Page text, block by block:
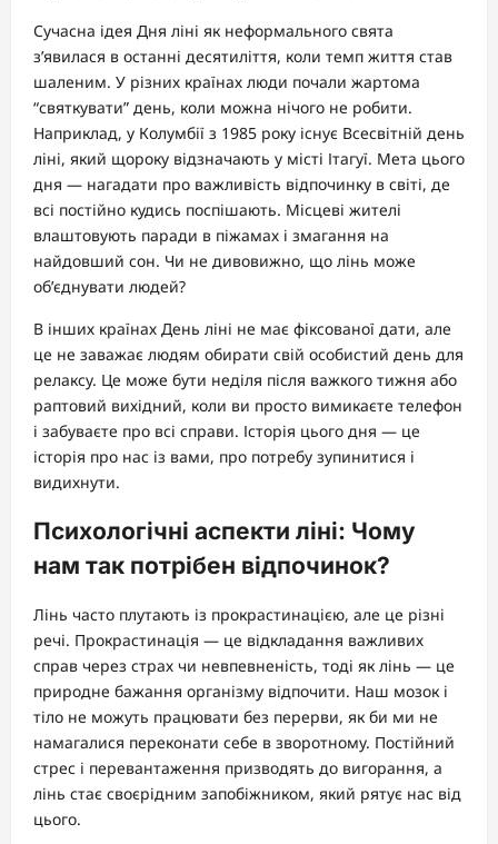
Сучасна ідея Дня ліні як неформального свята
з’явилася в останні десятиліття, коли темп життя став
шаленим. У різних країнах люди почали жартома
“святкувати” день, коли можна нічого не робити.
Наприклад, у Колумбії з 1985 року існує Всесвітній день
ліні, який щороку відзначають у місті Ітагуї. Мета цього
дня — нагадати про важливість відпочинку в світі, де
всі постійно кудись поспішають. Місцеві жителі
влаштовують паради в піжамах і змагання на
найдовший сон. Чи не дивовижно, що лінь може
об’єднувати людей?
В інших країнах День ліні не має фіксованої дати, але
це не заважає людям обирати свій особистий день для
релаксу. Це може бути неділя після важкого тижня або
раптовий вихідний, коли ви просто вимикаєте телефон
і забуваєте про всі справи. Історія цього дня — це
історія про нас із вами, про потребу зупинитися і
видихнути.
Психологічні аспекти ліні: Чому
нам так потрібен відпочинок?
Лінь часто плутають із прокрастинацією, але це різні
речі. Прокрастинація — це відкладання важливих
справ через страх чи невпевненість, тоді як лінь — це
природне бажання організму відпочити. Наш мозок і
тіло не можуть працювати без перерви, як би ми не
намагалися переконати себе в зворотному. Постійний
стрес і перевантаження призводять до вигорання, а
лінь стає своєрідним запобіжником, який рятує нас від
цього.